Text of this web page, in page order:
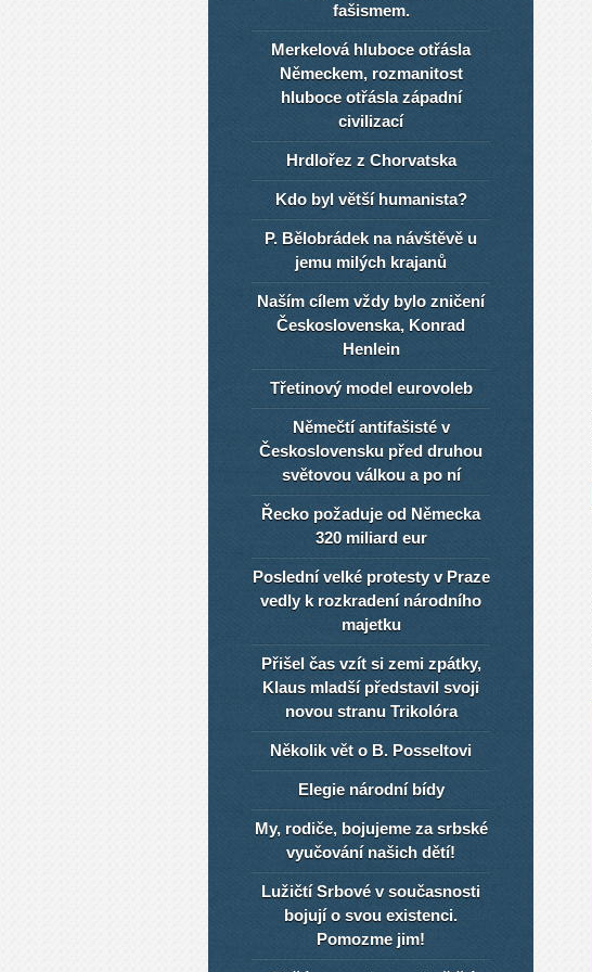
fašismem.
Merkelová hluboce otřásla
Německem, rozmanitost
hluboce otřásla západní
civilizací
Hrdlořez z Chorvatska
Kdo byl větší humanista?
P. Bělobrádek na návštěvě u
jemu milých krajanů
Naším cílem vždy bylo zničení
Československa, Konrad
Henlein
Třetinový model eurovoleb
Němečtí antifašisté v
Československu před druhou
světovou válkou a po ní
Řecko požaduje od Německa
320 miliard eur
Poslední velké protesty v Praze
vedly k rozkradení národního
majetku
Přišel čas vzít si zemi zpátky,
Klaus mladší představil svoji
novou stranu Trikolóra
Několik vět o B. Posseltovi
Elegie národní bídy
My, rodiče, bojujeme za srbské
vyučování našich dětí!
Lužičtí Srbové v současnosti
bojují o svou existenci.
Pomozme jim!